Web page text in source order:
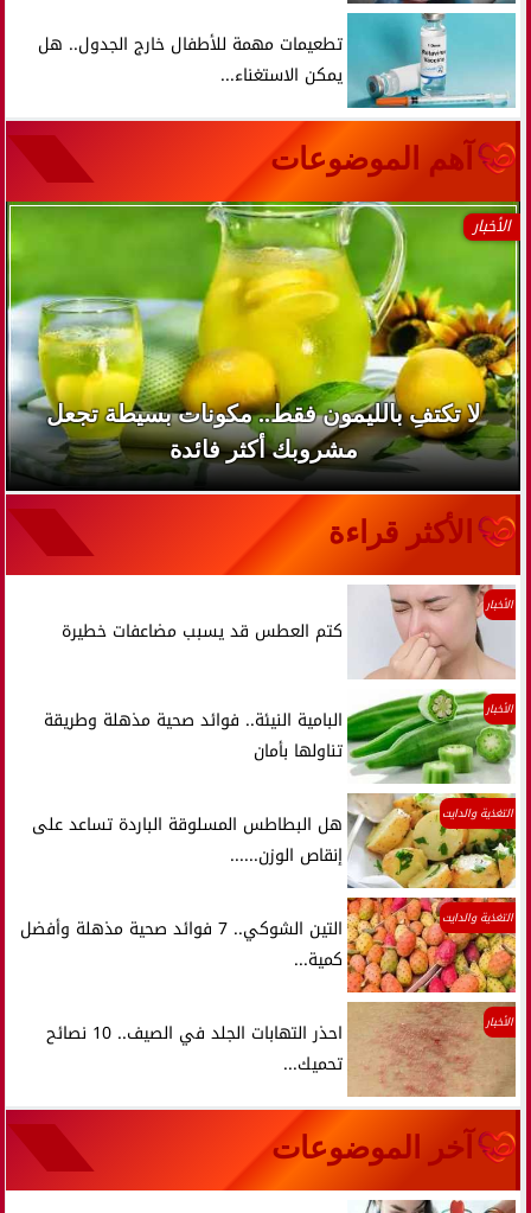
تطعيمات مهمة للأطفال خارج الجدول.. هل
يمكن الاستغناء...
آهم الموضوعات
الأخبار
لا تكتفِ بالليمون فقط.. مكونات بسيطة تجعل
مشروبك أكثر فائدة
الأكثر قراءة
الأخبار
كتم العطس قد يسبب مضاعفات خطيرة
الأخبار
البامية النيئة.. فوائد صحية مذهلة وطريقة
تناولها بأمان
التغذية والدايت
هل البطاطس المسلوقة الباردة تساعد على
إنقاص الوزن......
التغذية والدايت
التين الشوكي.. 7 فوائد صحية مذهلة وأفضل
كمية...
الأخبار
احذر التهابات الجلد في الصيف.. 10 نصائح
تحميك...
آخر الموضوعات